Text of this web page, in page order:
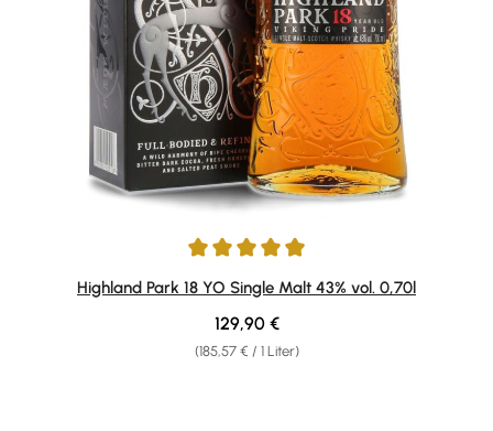
Durchschnittliche Bewertung von 4.95 von 5 Sternen
Highland Park 18 YO Single Malt 43% vol. 0,70l
(185,57 € / 1 Liter)
Regulärer Preis:
129,90 €